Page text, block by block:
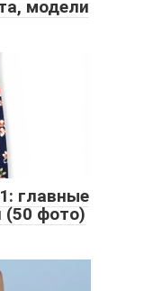
модели
главные
(50 фото)